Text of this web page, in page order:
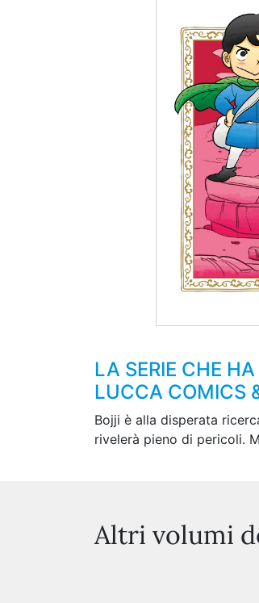
LA SERIE CHE
LUCCA COMICS
Bojji è alla disperata
rivelerà pieno di pericoli.
Altri volumi